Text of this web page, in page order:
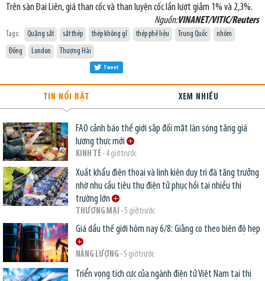
Trên sàn Đại Liên, giá than cốc và than luyện cốc lần lượt giảm 1% và 2,3%.
Nguồn:VINANET/VITIC/Reuters
Tags: Quặng sắt sắt thép thép không gỉ thép phế liệu Trung Quốc
nhôm
Đồng
London Thượng Hải
Tweet
TIN NỔI BẬT XEM NHIỀU
FAO cảnh báo thế giới sắp đối mặt làn sóng tăng giá
lương thực mới
KINH TẾ- 4 giờ trước
Xuất khẩu điện thoại và linh kiện duy trì đà tăng trưởng
nhờ nhu cầu tiêu thụ điện tử phục hồi tại nhiều thị
trường lớn
THƯƠNG MẠI - 5 giờ trước
Giá dầu thế giới hôm nay 6/8: Giằng co theo biên độ hẹp
NĂNG LƯỢNG - 5 giờ trước
Triển vọng tích cực của ngành điện tử Việt Nam tại thị